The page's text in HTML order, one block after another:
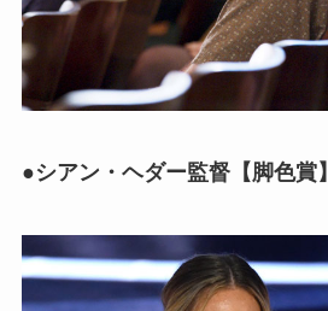
●シアン・ヘダー監督【脚色賞】